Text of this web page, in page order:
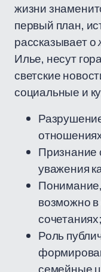
жизни
первый план,
рассказывает о
Илье, несут
светские
социальные и
Признание
уважения
возможно
сочетаниях;
Роль